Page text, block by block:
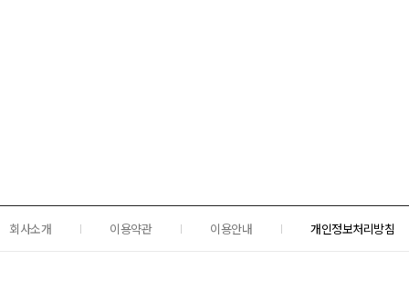
회사소개 이용약관 이용안내 개인정보처리방침